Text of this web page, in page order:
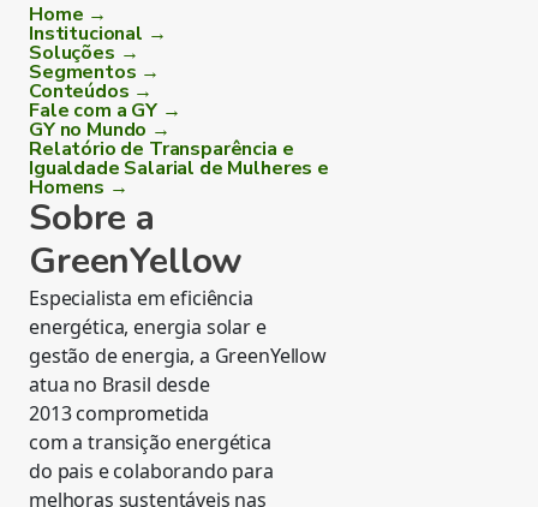
Home →
Institucional →
Soluções →
Segmentos →
Conteúdos →
Fale com a GY →
GY no Mundo →
Relatório de Transparência e
Igualdade Salarial de Mulheres e
Homens →
Sobre a
GreenYellow
Especialista em eficiência
energética, energia solar e
gestão de energia, a GreenYellow
atua no Brasil desde
2013 comprometida
com a transição energética
do pais e colaborando para
melhoras sustentáveis nas